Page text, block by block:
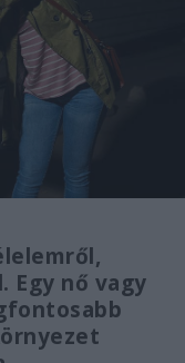
Egy nő vagy